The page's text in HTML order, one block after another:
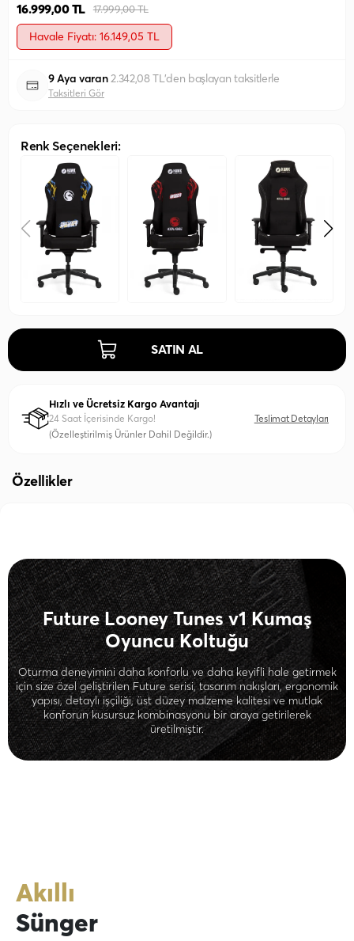
16.999,00 TL 17.999,00 TL
Havale Fiyatı: 16.149,05 TL
9 Aya varan2.342,08 TL'den başlayan taksitlerle
Taksitleri Gör
Renk Seçenekleri:
SATIN AL
Hızlı ve Ücretsiz Kargo Avantajı
24 Saat İçerisinde Kargo!
(Özelleştirilmiş Ürünler Dahil Değildir.)
Teslimat Detayları
Özellikler
Future Looney Tunes v1 Kumaş
Oyuncu Koltuğu
Oturma deneyimini daha konforlu ve daha keyifli hale getirmek
için size özel geliştirilen Future serisi, tasarım nakışları, ergonomik
yapısı, detaylı işçiliği, üst düzey malzeme kalitesi ve mutlak
konforun kusursuz kombinasyonu bir araya getirilerek
üretilmiştir.
Akıllı
Sünger